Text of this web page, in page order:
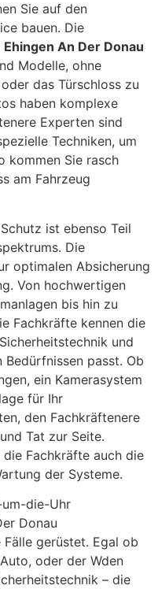
Sie auf den
bauen. Die
Ehingen An Der Donau
Modelle, ohne
das Türschloss zu
haben komplexe
Experten sind
Techniken, um
kommen Sie rasch
am Fahrzeug
ist ebenso Teil
Die
optimalen Absicherung
Von hochwertigen
bis hin zu
Fachkräfte kennen die
und
passt. Ob
ein Kamerasystem
für Ihr
den Fachkräftenere
Tat zur Seite.
Fachkräfte auch die
der Systeme.
die-Uhr
Donau
gerüstet. Egal ob
oder der Wden
– die